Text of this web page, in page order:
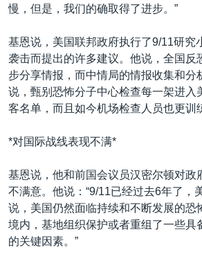
美国之音专访
台海两岸关系
南中国海争端
关注西藏
其他语言网站
慢，但是，我们的确取得了进步。”
基恩说，美国联邦政府执行了9/11研究
袭击而提出的许多建议。他说，全国反
步分享情报，而中情局的情报收集和分
说，甄别恐怖分子中心检查每一架进入
客名单，而且如今机场检查人员也更训
*对国际战线表现不满*
基恩说，他和前国会议员汉密尔顿对政
不满意。他说：“9/11已经过去6年了，
说，美国仍然面临持续和不断发展的恐
境内，基地组织保护或者重组了一些具
的关键因素。”